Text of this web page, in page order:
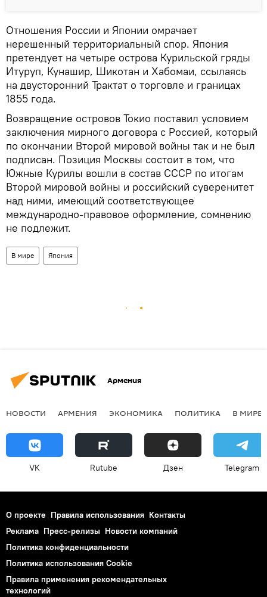
Отношения России и Японии омрачает
нерешенный территориальный спор. Япония
претендует на четыре острова Курильской гряды
Итуруп, Кунашир, Шикотан и Хабомаи, ссылаясь
на двусторонний Трактат о торговле и границах
1855 года.
Возвращение островов Токио поставил условием
заключения мирного договора с Россией, который
по окончании Второй мировой войны так и не был
подписан. Позиция Москвы состоит в том, что
Южные Курилы вошли в состав СССР по итогам
Второй мировой войны и российский суверенитет
над ними, имеющий соответствующее
международно-правовое оформление, сомнению
не подлежит.
В мире Япония
Армения
НОВОСТИ АРМЕНИЯ ЭКОНОМИКА ПОЛИТИКА В МИРЕ
VK Rutube Дзен Telegram
О проекте Правила использования Контакты
Реклама Пресс-релизы Новости компаний
Политика конфиденциальности
Политика использования Cookie
Правила применения рекомендательных
технологий